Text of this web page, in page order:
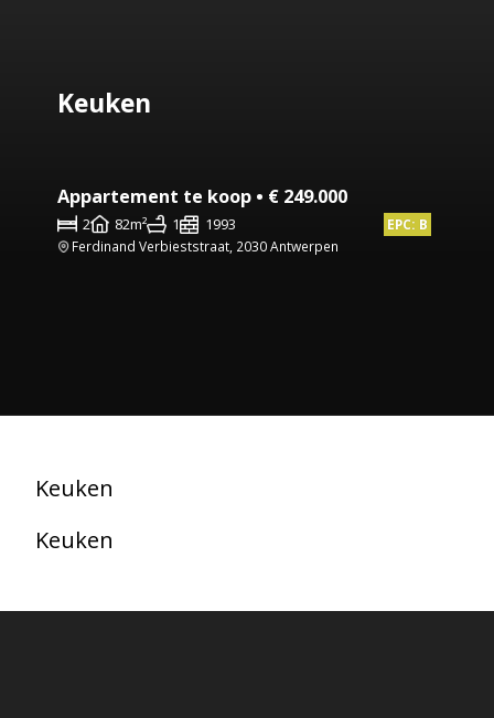
Keuken
Appartement te koop • € 249.000
2 82m² 1 1993
EPC: B
Ferdinand Verbieststraat, 2030 Antwerpen
Keuken
Keuken